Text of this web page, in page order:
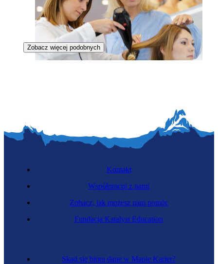
Zobacz więcej podobnych
Skąd się biorą dane w Mapie Karier?
Kontakt
Współpracuj z nami
Zobacz, jak możesz nam pomóc
Fundacja Katalyst Education